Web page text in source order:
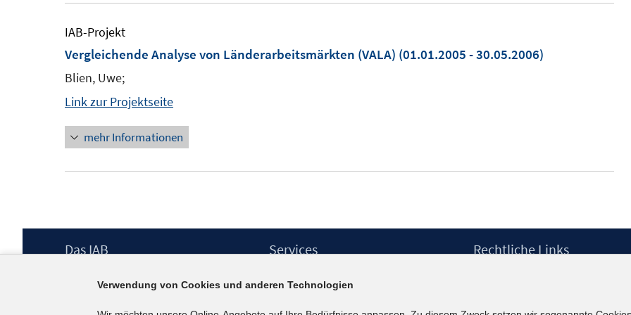
IAB-Projekt
Vergleichende Analyse von Länderarbeitsmärkten (VALA) (01.01.2005 - 30.05.2006)
Blien, Uwe;
Link zur Projektseite
mehr Informationen
Footer
Das IAB
Berufsforschung (IAB) – unser Leitbild
Institutsleitung
Services
IAB-Newsletter
Kontakt
Rechtliche Links
Erklärung zur Barrierefreiheit
Verwendung von Cookies und anderen Technologien